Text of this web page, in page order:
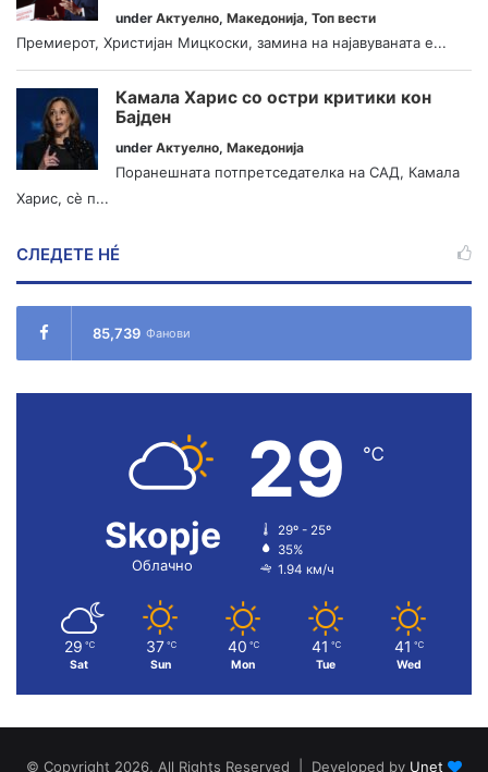
under Актуелно, Македонија, Топ вести
Премиерот, Христијан Мицкоски, замина на најавуваната е...
Камала Харис со остри критики кон
Бајден
under Актуелно, Македонија
Поранешната потпретседателка на САД, Камала
Харис, сè п...
СЛЕДЕТЕ НÉ
85,739 Фанови
Skopje
Облачно
29 ℃
29º - 25º
35%
1.94 км/ч
29 ℃
Sat
37 ℃
Sun
40 ℃
Mon
41 ℃
Tue
41 ℃
Wed
© Copyright 2026, All Rights Reserved | Developed by Unet